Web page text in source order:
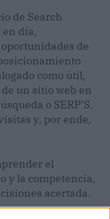
de Search
día,
de
como útil,
un sitio web en
o SERP’S.
y, por ende,
el
y la competencia,
acertada.